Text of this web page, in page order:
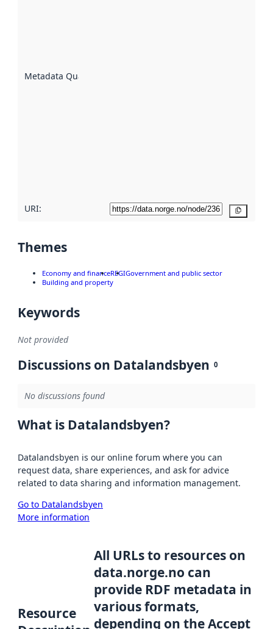
Metadata Quality
URI:
Themes
Economy and financeREGIGovernment and public sector
Building and property
Keywords
Not provided
Discussions on Datalandsbyen 0
No discussions found
What is Datalandsbyen?
Datalandsbyen is our online forum where you can
request data, share experiences, and ask for advice
related to data sharing and information management.
Go to Datalandsbyen
More information
Resource
All URLs to resources on
data.norge.no can
provide RDF metadata in
various formats,
depending on the Accept